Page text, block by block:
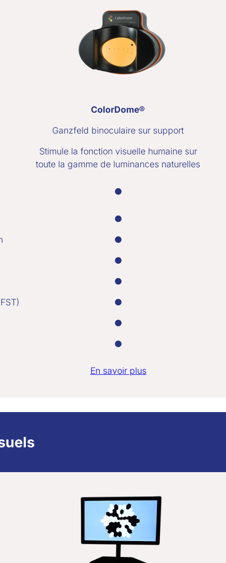
ColorDome®
Ganzfeld binoculaire sur support
Stimule la fonction visuelle humaine sur
toute la gamme de luminances naturelles
●
●
●
●
●
●
●
●
En savoir plus